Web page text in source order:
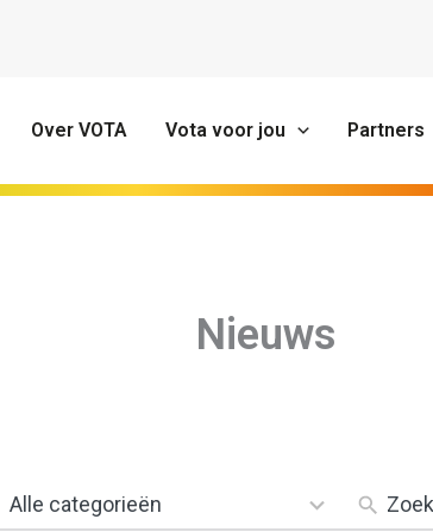
Over VOTA Vota voor jou Partners
Nieuws